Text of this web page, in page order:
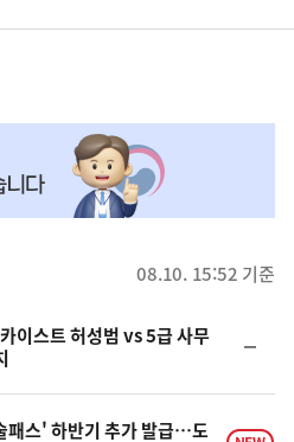
08.10. 15:52 기준
이스트 허성범 vs 5급 사무
일
패스' 하반기 추가 발급…도